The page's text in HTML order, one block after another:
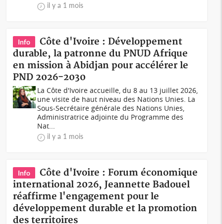
il y a 1 mois
Info
Côte d'Ivoire : Développement
durable, la patronne du PNUD Afrique
en mission à Abidjan pour accélérer le
PND 2026-2030
La Côte d'Ivoire accueille, du 8 au 13 juillet 2026,
une visite de haut niveau des Nations Unies. La
Sous-Secrétaire générale des Nations Unies,
Administratrice adjointe du Programme des
Nat...
il y a 1 mois
Info
Côte d'Ivoire : Forum économique
international 2026, Jeannette Badouel
réaffirme l'engagement pour le
développement durable et la promotion
des territoires